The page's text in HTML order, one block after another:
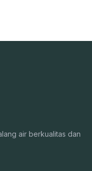
air berkualitas dan